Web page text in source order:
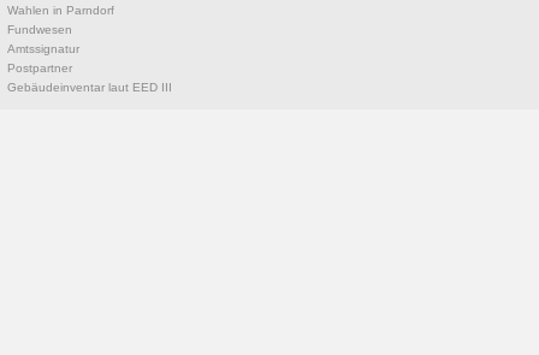
Wahlen in Parndorf
Fundwesen
Amtssignatur
Postpartner
Gebäudeinventar laut EED III